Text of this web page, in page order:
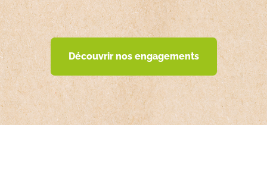
Découvrir nos engagements